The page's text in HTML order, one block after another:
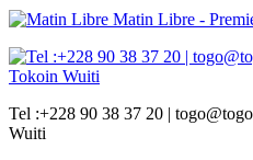
Matin Libre -
Tel :+228 90 38 37 20 |
Wuiti